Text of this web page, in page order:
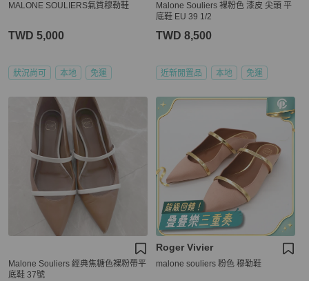
MALONE SOULIERS氣質穆勒鞋
TWD 5,000
狀況尚可 本地 免運
Malone Souliers 裸粉色 漆皮 尖頭 平
底鞋 EU 39 1/2
TWD 8,500
近新閒置品 本地 免運
Malone Souliers 經典焦糖色裸粉帶平
底鞋 37號
Roger Vivier
malone souliers 粉色 穆勒鞋